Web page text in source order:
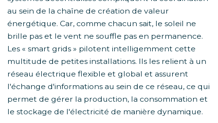
au sein de la chaîne de création de valeur
énergétique. Car, comme chacun sait, le soleil ne
brille pas et le vent ne souffle pas en permanence.
Les « smart grids » pilotent intelligemment cette
multitude de petites installations. Ils les relient à un
réseau électrique flexible et global et assurent
l'échange d'informations au sein de ce réseau, ce qui
permet de gérer la production, la consommation et
le stockage de l'électricité de manière dynamique.